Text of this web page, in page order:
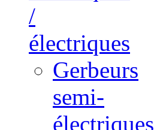
/
électriques
Gerbeurs
semi-
électriques